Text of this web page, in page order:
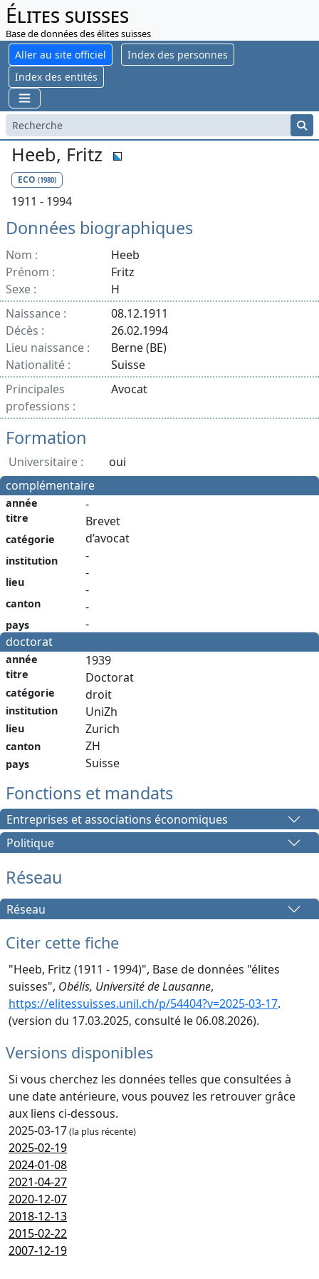
Élites suisses
Base de données des élites suisses
Aller au site officiel
Index des personnes
Index des entités
Heeb, Fritz
ECO (1980)
1911 - 1994
Données biographiques
Nom :
Heeb
Prénom :
Fritz
Sexe :
H
Naissance :
08.12.1911
Décès :
26.02.1994
Lieu naissance :
Berne (BE)
Nationalité :
Suisse
Principales
professions :
Avocat
Formation
Universitaire :
oui
complémentaire
année
titre
catégorie
institution
lieu
canton
pays
-
Brevet
d’avocat
-
-
-
-
-
doctorat
année
titre
catégorie
institution
lieu
canton
pays
1939
Doctorat
droit
UniZh
Zurich
ZH
Suisse
Fonctions et mandats
Entreprises et associations économiques
Politique
Réseau
Réseau
Citer cette fiche
"Heeb, Fritz (1911 - 1994)", Base de données "élites
suisses", Obélis, Université de Lausanne,
https://elitessuisses.unil.ch/p/54404?v=2025-03-17.
(version du 17.03.2025, consulté le 06.08.2026).
Versions disponibles
Si vous cherchez les données telles que consultées à
une date antérieure, vous pouvez les retrouver grâce
aux liens ci-dessous.
2025-03-17(la plus récente)
2025-02-19
2024-01-08
2021-04-27
2020-12-07
2018-12-13
2015-02-22
2007-12-19